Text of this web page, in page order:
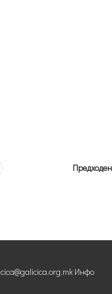
Предходен
Инфо